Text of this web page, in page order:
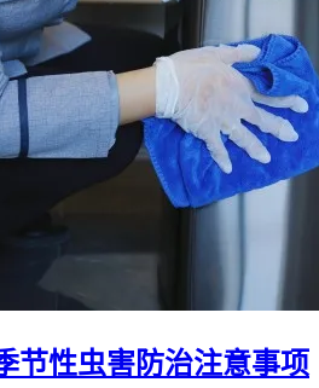
节性虫害防治注意事项